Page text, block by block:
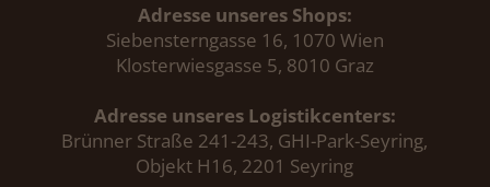
Adresse unseres Shops:
Siebensterngasse 16, 1070 Wien
Klosterwiesgasse 5, 8010 Graz
Adresse unseres Logistikcenters:
Brünner Straße 241-243, GHI-Park-Seyring,
Objekt H16, 2201 Seyring